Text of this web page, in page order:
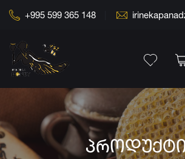
+995 599 365 148